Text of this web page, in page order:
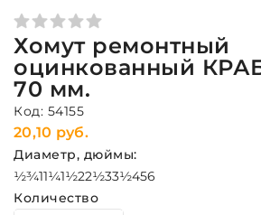
Хомут ремонтный
оцинкованный
70 мм.
Код: 54155
20,10 руб.
Диаметр, дюймы:
½¾11¼1½22½33½456
Количество